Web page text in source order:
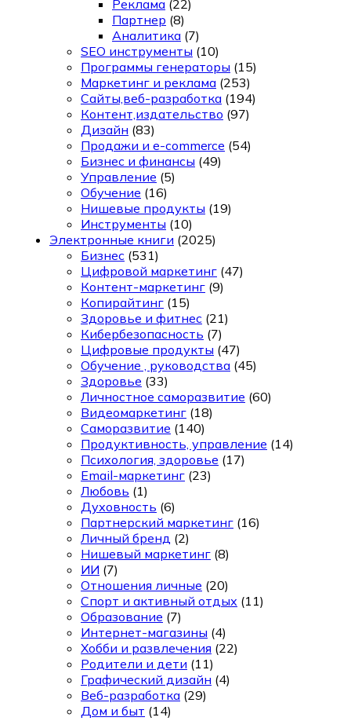
Реклама (22)
Партнер (8)
Аналитика (7)
SEO инструменты (10)
Программы генераторы (15)
Маркетинг и реклама (253)
Сайты,веб-разработка (194)
Контент,издательство (97)
Дизайн (83)
Продажи и e-commerce (54)
Бизнес и финансы (49)
Управление (5)
Обучение (16)
Нишевые продукты (19)
Инструменты (10)
Электронные книги (2025)
Бизнес (531)
Цифровой маркетинг (47)
Контент-маркетинг (9)
Копирайтинг (15)
Здоровье и фитнес (21)
Кибербезопасность (7)
Цифровые продукты (47)
Обучение , руководства (45)
Здоровье (33)
Личностное саморазвитие (60)
Видеомаркетинг (18)
Саморазвитие (140)
Продуктивность, управление (14)
Психология, здоровье (17)
Email-маркетинг (23)
Любовь (1)
Духовность (6)
Партнерский маркетинг (16)
Личный бренд (2)
Нишевый маркетинг (8)
ИИ (7)
Отношения личные (20)
Спорт и активный отдых (11)
Образование (7)
Интернет-магазины (4)
Хобби и развлечения (22)
Родители и дети (11)
Графический дизайн (4)
Веб-разработка (29)
Дом и быт (14)